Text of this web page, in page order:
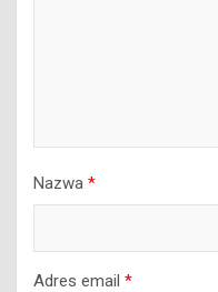
Nazwa *
Adres email *